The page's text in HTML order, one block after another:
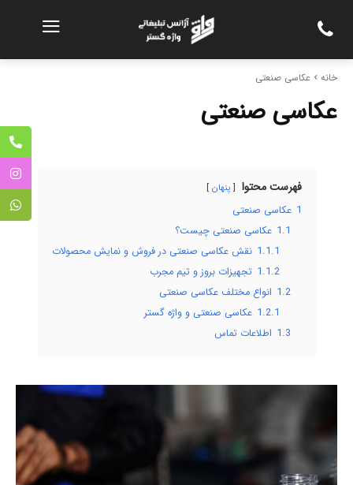
خانه عکاسی صنعتی
عکاسی صنعتی
فهرست محتوا پنهان
1 عکاسی صنعتی
1.1 عکاسی صنعتی چیست؟
1.1.1 نقش عکاسی صنعتی در فروش و نمایش محصولات
1.1.2 تجهیزات بروز و تیم مجرب
1.2 انواع مختلف عکاسی صنعتی
1.2.1 عکاسی صنعتی و واژه گستر
1.3 اطلاعات تماس